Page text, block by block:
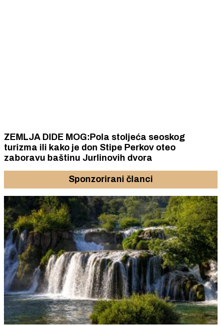
ZEMLJA DIDE MOG:Pola stoljeća seoskog
turizma ili kako je don Stipe Perkov oteo
zaboravu baštinu Jurlinovih dvora
Sponzorirani članci